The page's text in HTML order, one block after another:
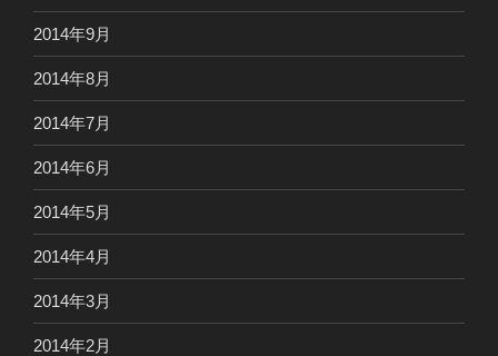
2014年9月
2014年8月
2014年7月
2014年6月
2014年5月
2014年4月
2014年3月
2014年2月